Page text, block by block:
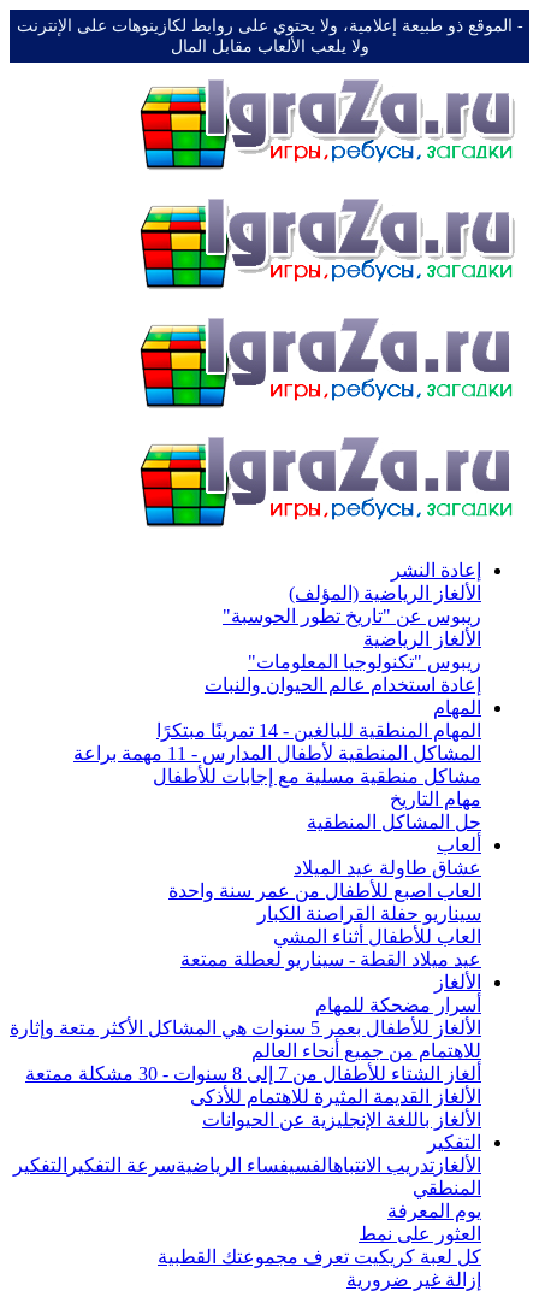
-️ الموقع ذو طبيعة إعلامية، ولا يحتوي على روابط لكازينوهات على الإنترنت
ولا يلعب الألعاب مقابل المال
إعادة النشر
الألغاز الرياضية (المؤلف)
ريبوس عن "تاريخ تطور الحوسبة"
الألغاز الرياضية
ريبوس "تكنولوجيا المعلومات"
إعادة استخدام عالم الحيوان والنبات
المهام
المهام المنطقية للبالغين - 14 تمرينًا مبتكرًا
المشاكل المنطقية لأطفال المدارس - 11 مهمة براعة
مشاكل منطقية مسلية مع إجابات للأطفال
مهام التاريخ
حل المشاكل المنطقية
ألعاب
عشاق طاولة عيد الميلاد
العاب اصبع للأطفال من عمر سنة واحدة
سيناريو حفلة القراصنة الكبار
العاب للأطفال أثناء المشي
عيد ميلاد القطة - سيناريو لعطلة ممتعة
الألغاز
أسرار مضحكة للمهام
الألغاز للأطفال بعمر 5 سنوات هي المشاكل الأكثر متعة وإثارة
للاهتمام من جميع أنحاء العالم
ألغاز الشتاء للأطفال من 7 إلى 8 سنوات - 30 مشكلة ممتعة
الألغاز القديمة المثيرة للاهتمام للأذكى
الألغاز باللغة الإنجليزية عن الحيوانات
التفكير
الألغاز تدريب الانتباهالفسيفساء الرياضيةسرعة التفكير التفكير
المنطقي
يوم المعرفة
العثور على نمط
كل لعبة كريكيت تعرف مجموعتك القطبية
إزالة غير ضرورية